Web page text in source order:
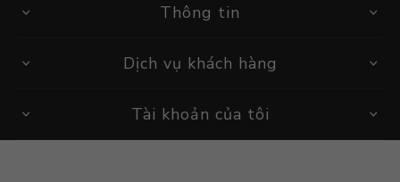
Thông tin
Dịch vụ khách hàng
Tài khoản của tôi